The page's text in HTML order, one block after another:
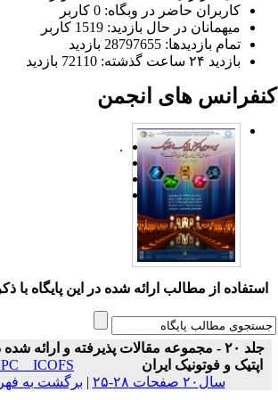
کاربران حاضر در وبگاه: 0 کاربر
میهمانان در حال بازدید: 1519 کاربر
تمام بازدید‌ها: 28797655 بازدید
بازدید ۲۴ ساعت گذشته: 72110 بازدید
های انجمن
.
استفاده از مطالب ارائه شده در این پایگاه با
جلد ۲۰ - مجموعه مقالات پذیرفته و ارائه
اپتیک و فوتونیک ایران
_ ICOFS
سال۲۰ صفحات ۲۸-۲۵
|برگشت به